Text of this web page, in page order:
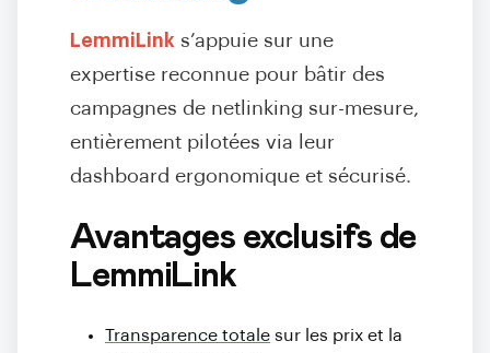
LemmiLink s’appuie sur une
expertise reconnue pour bâtir des
campagnes de netlinking sur-mesure,
entièrement pilotées via leur
dashboard ergonomique et sécurisé.
Avantages exclusifs de
LemmiLink
Transparence totale sur les prix et la